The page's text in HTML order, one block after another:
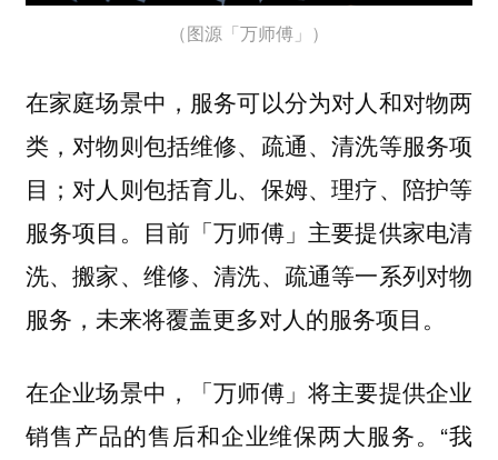
（图源「万师傅」）
在家庭场景中，服务可以分为对人和对物两
类，对物则包括维修、疏通、清洗等服务项
目；对人则包括育儿、保姆、理疗、陪护等
服务项目。目前「万师傅」主要提供家电清
洗、搬家、维修、清洗、疏通等一系列对物
服务，未来将覆盖更多对人的服务项目。
在企业场景中，「万师傅」将主要提供企业
销售产品的售后和企业维保两大服务。“我